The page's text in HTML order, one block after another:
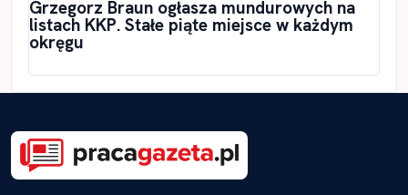
Grzegorz Braun ogłasza mundurowych na
listach KKP. Stałe piąte miejsce w każdym
okręgu